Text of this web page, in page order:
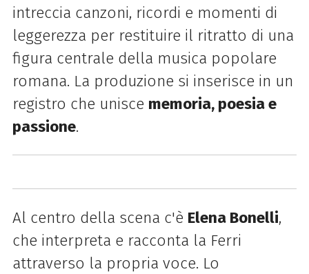
intreccia canzoni, ricordi e momenti di
leggerezza per restituire il ritratto di una
figura centrale della musica popolare
romana. La produzione si inserisce in un
registro che unisce memoria, poesia e
passione.
Al centro della scena c'è Elena Bonelli,
che interpreta e racconta la Ferri
attraverso la propria voce. Lo